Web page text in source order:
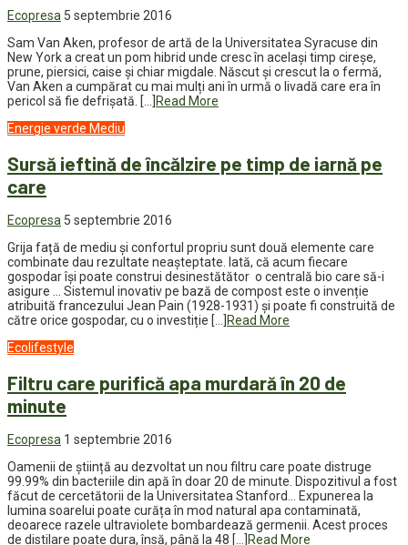
Ecopresa 5 septembrie 2016
Sam Van Aken, profesor de artă de la Universitatea Syracuse din
New York a creat un pom hibrid unde cresc în același timp cireșe,
prune, piersici, caise și chiar migdale. Născut și crescut la o fermă,
Van Aken a cumpărat cu mai mulți ani în urmă o livadă care era în
pericol să fie defrișată. […] Read More
Energie verde Mediu
Sursă ieftină de încălzire pe timp de iarnă pe
care
Ecopresa 5 septembrie 2016
Grija față de mediu și confortul propriu sunt două elemente care
combinate dau rezultate neașteptate. Iată, că acum fiecare
gospodar își poate construi desinestătător o centrală bio care să-i
asigure … Sistemul inovativ pe bază de compost este o invenție
atribuită francezului Jean Pain (1928-1931) și poate fi construită de
către orice gospodar, cu o investiție […] Read More
Ecolifestyle
Filtru care purifică apa murdară în 20 de
minute
Ecopresa 1 septembrie 2016
Oamenii de știință au dezvoltat un nou filtru care poate distruge
99.99% din bacteriile din apă în doar 20 de minute. Dispozitivul a fost
făcut de cercetătorii de la Universitatea Stanford… Expunerea la
lumina soarelui poate curăța în mod natural apa contaminată,
deoarece razele ultraviolete bombardează germenii. Acest proces
de distilare poate dura, însă, până la 48 […]
Read More